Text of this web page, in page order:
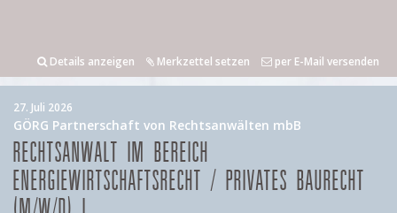
Details anzeigen Merkzettel setzen per E-Mail versenden
27. Juli 2026
GÖRG Partnerschaft von Rechtsanwälten mbB
RECHTSANWALT IM BEREICH
ENERGIEWIRTSCHAFTSRECHT / PRIVATES BAURECHT